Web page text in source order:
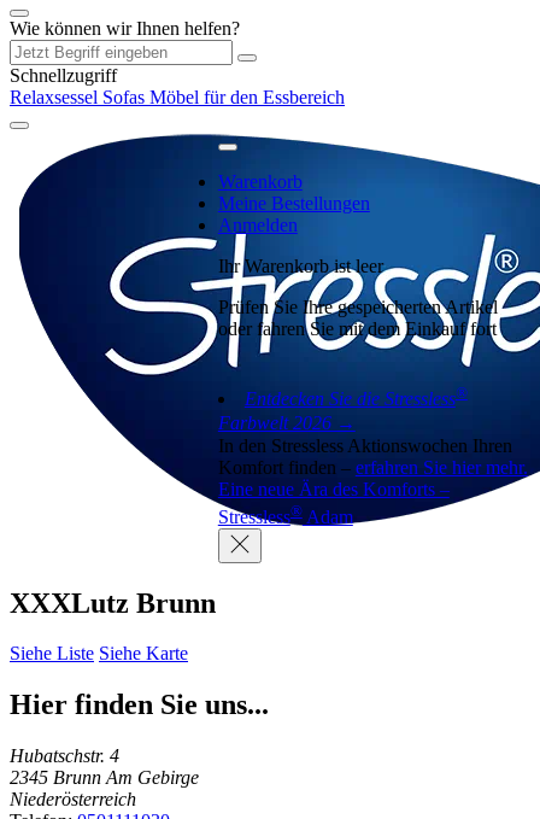
Wie können wir Ihnen helfen?
Schnellzugriff
Relaxsessel Sofas Möbel für den Essbereich
Warenkorb
Meine Bestellungen
Anmelden
Ihr Warenkorb ist leer
Prüfen Sie Ihre gespeicherten Artikel
oder fahren Sie mit dem Einkauf fort
Entdecken Sie die Stressless®
Farbwelt 2026 →
In den Stressless Aktionswochen Ihren
Komfort finden – erfahren Sie hier mehr.
Eine neue Ära des Komforts –
Stressless®Adam
XXXLutz Brunn
Siehe Liste Siehe Karte
Hier finden Sie uns...
Hubatschstr. 4
2345 Brunn Am Gebirge
Niederösterreich